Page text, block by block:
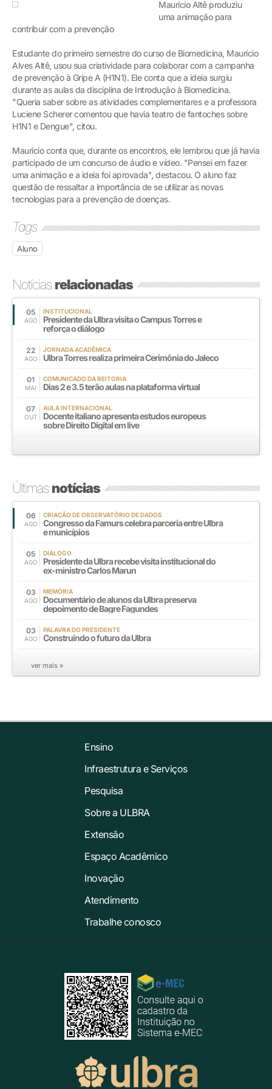
Maurício Altê produziu
uma animação para
contribuir com a prevenção
Estudante do primeiro semestre do curso de Biomedicina, Maurício
Alves Altê, usou sua criatividade para colaborar com a campanha
de prevenção à Gripe A (H1N1). Ele conta que a ideia surgiu
durante as aulas da disciplina de Introdução à Biomedicina.
"Queria saber sobre as atividades complementares e a professora
Luciene Scherer comentou que havia teatro de fantoches sobre
H1N1 e Dengue", citou.
Maurício conta que, durante os encontros, ele lembrou que já havia
participado de um concurso de áudio e vídeo. "Pensei em fazer
uma animação e a ideia foi aprovada", destacou. O aluno faz
questão de ressaltar a importância de se utilizar as novas
tecnologias para a prevenção de doenças.
Tags
Aluno
Notíciasrelacionadas
05
AGO
INSTITUCIONAL
Presidente da Ulbra visita o Campus Torres e
reforça o diálogo
22
AGO
JORNADA ACADÊMICA
Ulbra Torres realiza primeira Cerimônia do Jaleco
01
MAI
COMUNICADO DA REITORIA
Dias 2 e 3.5 terão aulas na plataforma virtual
07
OUT
AULA INTERNACIONAL
Docente italiano apresenta estudos europeus
sobre Direito Digital em live
Últimasnotícias
06
AGO
CRIAÇÃO DE OBSERVATÓRIO DE DADOS
Congresso da Famurs celebra parceria entre Ulbra
e municípios
05
AGO
DIÁLOGO
Presidente da Ulbra recebe visita institucional do
ex-ministro Carlos Marun
03
AGO
MEMÓRIA
Documentário de alunos da Ulbra preserva
depoimento de Bagre Fagundes
03
AGO
PALAVRA DO PRESIDENTE
Construindo o futuro da Ulbra
ver mais »
Ensino
Infraestrutura e Serviços
Pesquisa
Sobre a ULBRA
Extensão
Espaço Acadêmico
Inovação
Atendimento
Trabalhe conosco